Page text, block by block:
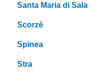
Santa Maria di Sala
Scorzè
Spinea
Stra